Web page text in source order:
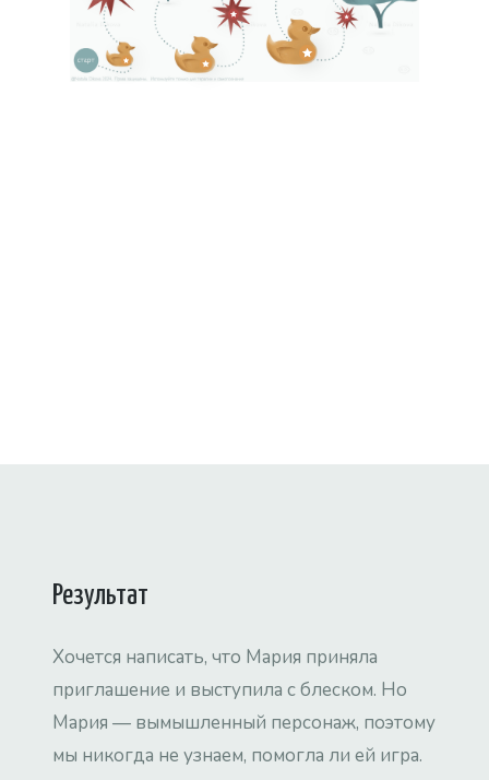
Результат
Хочется написать, что Мария приняла
приглашение и выступила с блеском. Но
Мария — вымышленный персонаж, поэтому
мы никогда не узнаем, помогла ли ей игра.